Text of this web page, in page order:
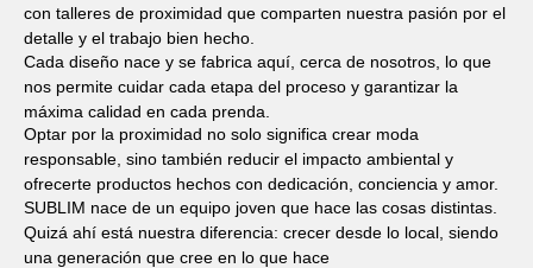
con talleres de proximidad que comparten nuestra pasión por el
detalle y el trabajo bien hecho.
Cada diseño nace y se fabrica aquí, cerca de nosotros, lo que
nos permite cuidar cada etapa del proceso y garantizar la
máxima calidad en cada prenda.
Optar por la proximidad no solo significa crear moda
responsable, sino también reducir el impacto ambiental y
ofrecerte productos hechos con dedicación, conciencia y amor.
SUBLIM nace de un equipo joven que hace las cosas distintas.
Quizá ahí está nuestra diferencia: crecer desde lo local, siendo
una generación que cree en lo que hace